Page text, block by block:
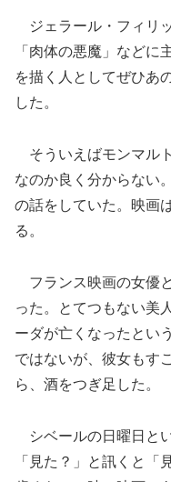
ジェラール・フィリ
「肉体の悪魔」などに
を描く人としてぜひあ
した。
そういえばモンマル
なのか良く分からない
の話をしていた。映画
る。
フランス映画の女優
った。とてつもない美
ーダが亡くなったとい
ではないが、彼女もす
ら、酒をつぎ足した。
シベールの日曜日と
「見た？」と訊くと「